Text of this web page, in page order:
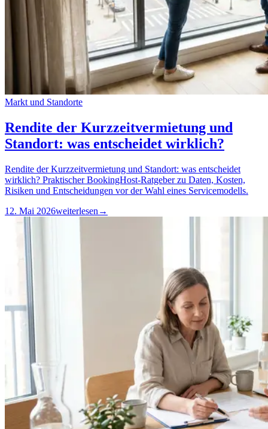
Markt und Standorte
Rendite der Kurzzeitvermietung und
Standort: was entscheidet wirklich?
Rendite der Kurzzeitvermietung und Standort: was entscheidet
wirklich? Praktischer BookingHost-Ratgeber zu Daten, Kosten,
Risiken und Entscheidungen vor der Wahl eines Servicemodells.
12. Mai 2026weiterlesen →